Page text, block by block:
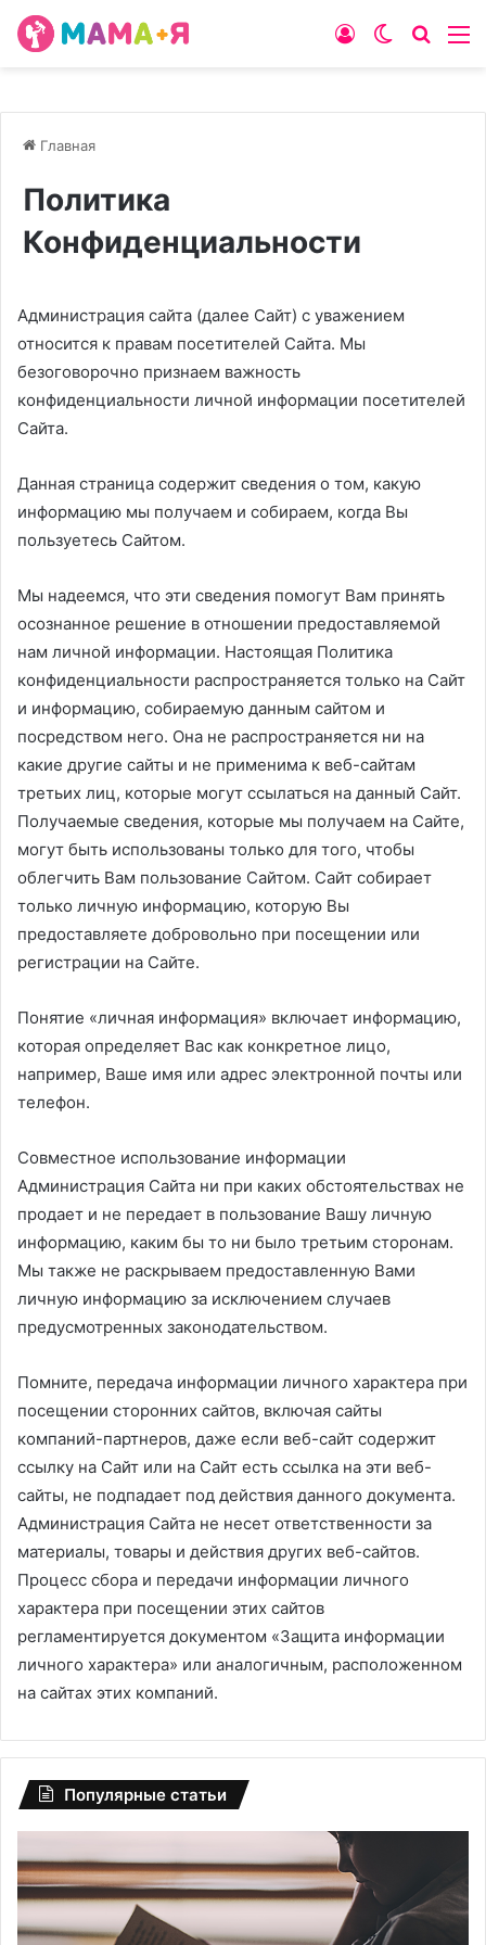
Switch
Войти
Главная
Политика
Конфиденциальности
Администрация сайта (далее Сайт) с уважением
относится к правам посетителей Сайта. Мы
безоговорочно признаем важность
конфиденциальности личной информации посетителей
Сайта.
Данная страница содержит сведения о том, какую
информацию мы получаем и собираем, когда Вы
пользуетесь Сайтом.
Мы надеемся, что эти сведения помогут Вам принять
осознанное решение в отношении предоставляемой
нам личной информации. Настоящая Политика
конфиденциальности распространяется только на Сайт
и информацию, собираемую данным сайтом и
посредством него. Она не распространяется ни на
какие другие сайты и не применима к веб-сайтам
третьих лиц, которые могут ссылаться на данный Сайт.
Получаемые сведения, которые мы получаем на Сайте,
могут быть использованы только для того, чтобы
облегчить Вам пользование Сайтом. Сайт собирает
только личную информацию, которую Вы
предоставляете добровольно при посещении или
регистрации на Сайте.
Понятие «личная информация» включает информацию,
которая определяет Вас как конкретное лицо,
например, Ваше имя или адрес электронной почты или
телефон.
Совместное использование информации
Администрация Сайта ни при каких обстоятельствах не
продает и не передает в пользование Вашу личную
информацию, каким бы то ни было третьим сторонам.
Мы также не раскрываем предоставленную Вами
личную информацию за исключением случаев
предусмотренных законодательством.
Помните, передача информации личного характера при
посещении сторонних сайтов, включая сайты
компаний-партнеров, даже если веб-сайт содержит
ссылку на Сайт или на Сайт есть ссылка на эти веб-
сайты, не подпадает под действия данного документа.
Администрация Сайта не несет ответственности за
материалы, товары и действия других веб-сайтов.
Процесс сбора и передачи информации личного
характера при посещении этих сайтов
регламентируется документом «Защита информации
личного характера» или аналогичным, расположенном
на сайтах этих компаний.
Популярные статьи
словам
психолога,
родитель
может